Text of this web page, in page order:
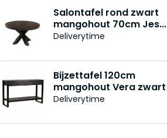
Salontafel rond zwart
mangohout 70cm Jes...
Deliverytime
Bijzettafel 120cm
mangohout Vera zwart
Deliverytime